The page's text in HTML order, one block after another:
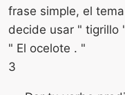
frase simple, el
decide usar " tigrillo
" El ocelote . "
3